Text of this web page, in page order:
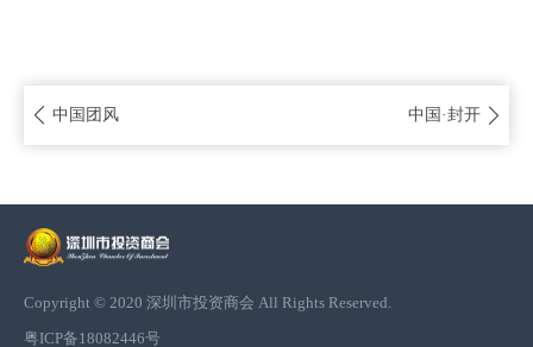
 中国团风 
中国·封开
Copyright © 2020 深圳市投资商会 All Rights Reserved.
粤ICP备18082446号